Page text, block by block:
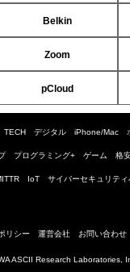
Belkin
Zoom
pCloud
TECH デジタル iPhone/Mac
プログラミング+ ゲーム 格
IoT サイバーセキュリティ
リシー 運営会社 お問い合わせ
ASCII Research Laboratories,